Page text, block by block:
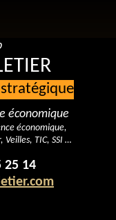
économique
économique,
TIC, SSI …
25 14